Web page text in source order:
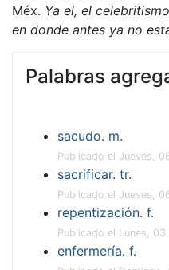
Méx. Ya el, el
en donde antes ya no
Palabras
sacudo. m.
Publicado el Jueves,
sacrificar. tr.
Publicado el Jueves,
repentización. f.
Publicado el Lunes,
enfermería. f.